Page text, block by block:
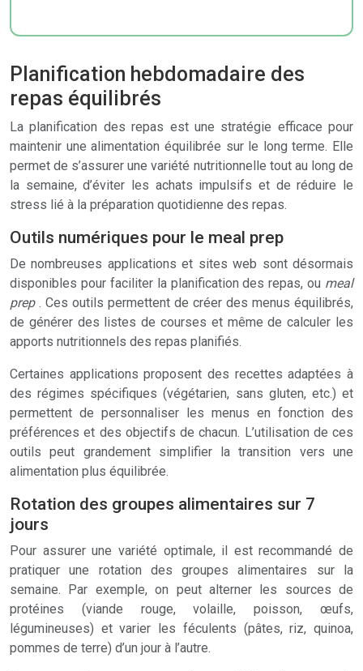
Planification hebdomadaire des
repas équilibrés
La planification des repas est une stratégie efficace pour
maintenir une alimentation équilibrée sur le long terme. Elle
permet de s’assurer une variété nutritionnelle tout au long de
la semaine, d’éviter les achats impulsifs et de réduire le
stress lié à la préparation quotidienne des repas.
Outils numériques pour le meal prep
De nombreuses applications et sites web sont désormais
disponibles pour faciliter la planification des repas, ou meal
prep . Ces outils permettent de créer des menus équilibrés,
de générer des listes de courses et même de calculer les
apports nutritionnels des repas planifiés.
Certaines applications proposent des recettes adaptées à
des régimes spécifiques (végétarien, sans gluten, etc.) et
permettent de personnaliser les menus en fonction des
préférences et des objectifs de chacun. L’utilisation de ces
outils peut grandement simplifier la transition vers une
alimentation plus équilibrée.
Rotation des groupes alimentaires sur 7
jours
Pour assurer une variété optimale, il est recommandé de
pratiquer une rotation des groupes alimentaires sur la
semaine. Par exemple, on peut alterner les sources de
protéines (viande rouge, volaille, poisson, œufs,
légumineuses) et varier les féculents (pâtes, riz, quinoa,
pommes de terre) d’un jour à l’autre.